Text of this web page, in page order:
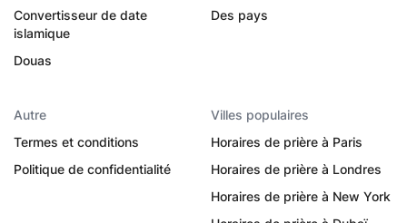
Convertisseur de date
islamique
Douas
Des pays
Autre
Termes et conditions
Politique de confidentialité
Villes populaires
Horaires de prière à Paris
Horaires de prière à Londres
Horaires de prière à New York